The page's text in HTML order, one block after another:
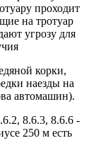
проходит
на тротуар
угрозу для
корки,
наезды на
автомашин).
8.6.3, 8.6.6 -
250 м есть